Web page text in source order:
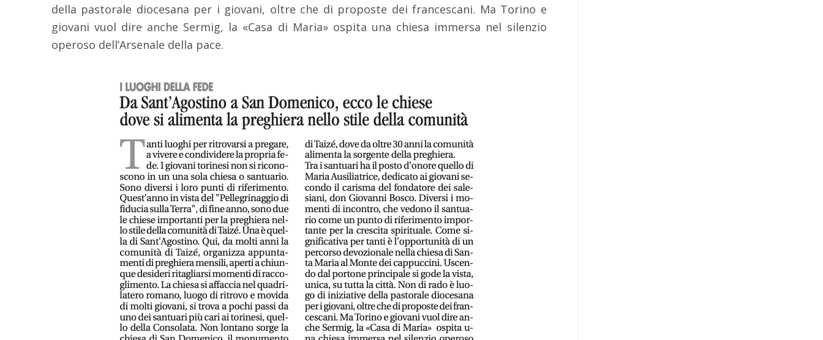
della pastorale diocesana per i giovani, oltre che di proposte dei francescani. Ma Torino e
giovani vuol dire anche Sermig, la «Casa di Maria» ospita una chiesa immersa nel silenzio
operoso dell’Arsenale della pace.